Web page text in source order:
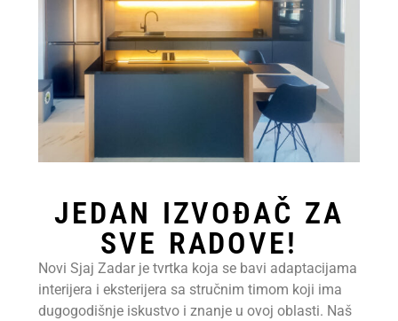
JEDAN IZVOĐAČ ZA
SVE RADOVE!
Novi Sjaj Zadar je tvrtka koja se bavi adaptacijama
interijera i eksterijera sa stručnim timom koji ima
dugogodišnje iskustvo i znanje u ovoj oblasti. Naš